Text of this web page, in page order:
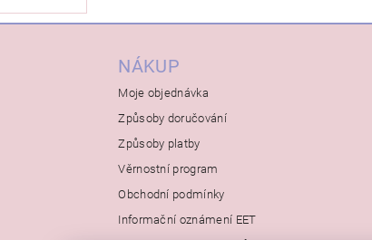
NÁKUP
Moje objednávka
Způsoby doručování
Způsoby platby
Věrnostní program
Obchodní podmínky
Informační oznámení EET